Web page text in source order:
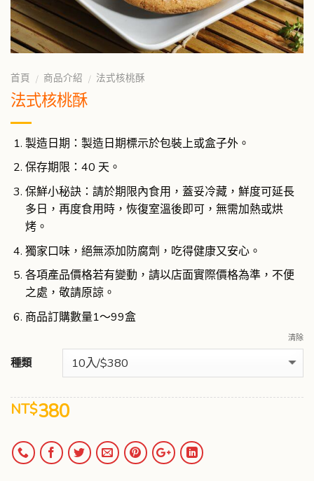
首頁 / 商品介紹 / 法式核桃酥
法式核桃酥
製造日期：製造日期標示於包裝上或盒子外。
保存期限：40 天。
保鮮小秘訣：請於期限內食用，蓋妥冷藏，鮮度可延長
多日，再度食用時，恢復室溫後即可，無需加熱或烘
烤。
獨家口味，絕無添加防腐劑，吃得健康又安心。
各項產品價格若有變動，請以店面實際價格為準，不便
之處，敬請原諒。
商品訂購數量1～99盒
種類
清除
NT$380